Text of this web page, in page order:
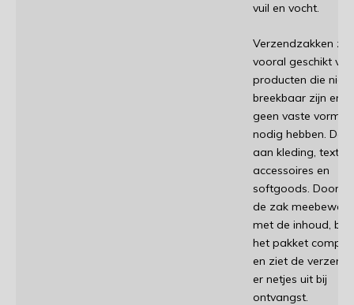
vuil en vocht.
Verzendzakken zijn
vooral geschikt
producten die niet
breekbaar zijn en
geen vaste vorm
nodig hebben.
aan kleding, textiel,
accessoires en
softgoods.
de zak
met de inhoud,
het pakket
en ziet de
er netjes uit bij
ontvangst.